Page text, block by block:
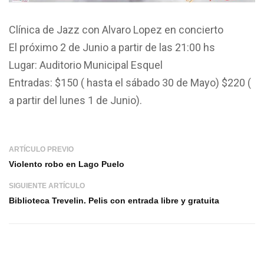
Clínica de Jazz con Alvaro Lopez en concierto
El próximo 2 de Junio a partir de las 21:00 hs
Lugar: Auditorio Municipal Esquel
Entradas: $150 ( hasta el sábado 30 de Mayo) $220 (
a partir del lunes 1 de Junio).
ARTÍCULO PREVIO
Violento robo en Lago Puelo
SIGUIENTE ARTÍCULO
Biblioteca Trevelin. Pelis con entrada libre y gratuita